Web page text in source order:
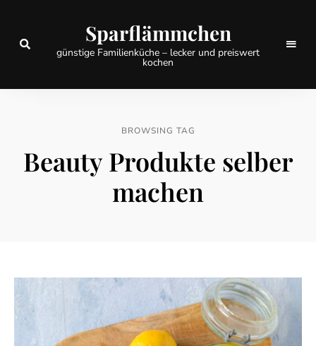
Sparflämmchen
günstige Familienküche – lecker und preiswert
kochen
BROWSING TAG
Beauty Produkte selber
machen